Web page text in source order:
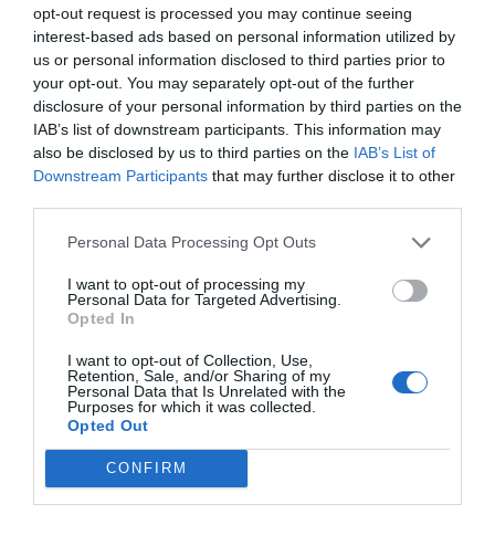
opt-out request is processed you may continue seeing
interest-based ads based on personal information utilized by
us or personal information disclosed to third parties prior to
your opt-out. You may separately opt-out of the further
disclosure of your personal information by third parties on the
IAB’s list of downstream participants. This information may
also be disclosed by us to third parties on the IAB’s List of
Downstream Participants that may further disclose it to other
Personal Data Processing Opt Outs
I want to opt-out of processing my
Personal Data for Targeted Advertising.
Opted In
I want to opt-out of Collection, Use,
Retention, Sale, and/or Sharing of my
Personal Data that Is Unrelated with the
Purposes for which it was collected.
Opted Out
CONFIRM
Η ανωνυμία είναι το καλύτερο κρησφύγετο δειλίας και